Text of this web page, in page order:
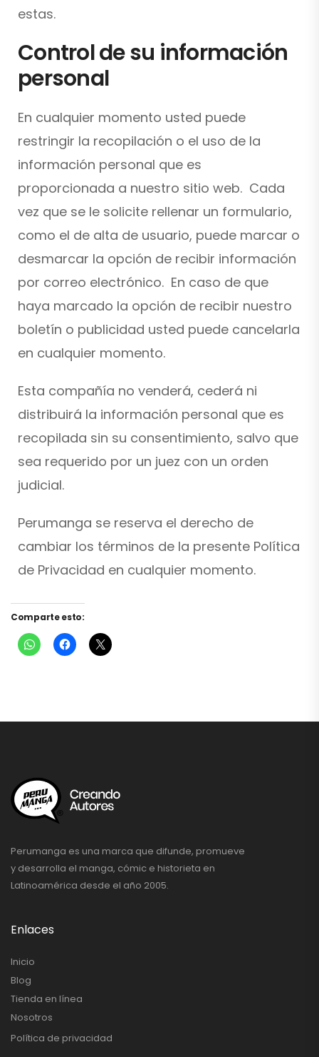
estas.
Control de su información
personal
En cualquier momento usted puede
restringir la recopilación o el uso de la
información personal que es
proporcionada a nuestro sitio web. Cada
vez que se le solicite rellenar un formulario,
como el de alta de usuario, puede marcar o
desmarcar la opción de recibir información
por correo electrónico. En caso de que
haya marcado la opción de recibir nuestro
boletín o publicidad usted puede cancelarla
en cualquier momento.
Esta compañía no venderá, cederá ni
distribuirá la información personal que es
recopilada sin su consentimiento, salvo que
sea requerido por un juez con un orden
judicial.
Perumanga se reserva el derecho de
cambiar los términos de la presente Política
de Privacidad en cualquier momento.
Comparte esto:
Perumanga es una marca que difunde, promueve
y desarrolla el manga, cómic e historieta en
Latinoamérica desde el año 2005.
Enlaces
Inicio
Blog
Tienda en línea
Nosotros
Política de privacidad